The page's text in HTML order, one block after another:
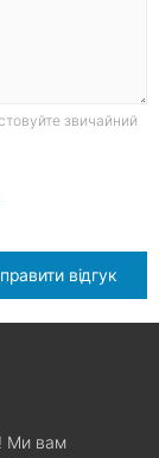
звичайний
відгук
Ми вам